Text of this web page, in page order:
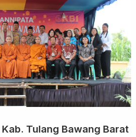
Tulang Bawang Barat